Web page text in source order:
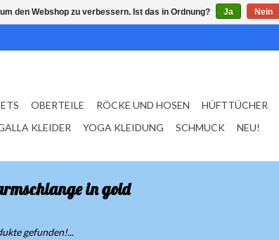
OBERTEILE RÖCKE UND HOSEN HÜFTTÜCHER
KLEIDER
YOGA KLEIDUNG SCHMUCK NEU!
in gold
gefunden!...
den Webshop zu verbessern. Ist das in Ordnung? Ja Nein